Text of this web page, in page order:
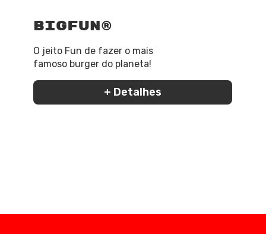
BigFun®
O jeito Fun de fazer o mais
famoso burger do planeta!
+ Detalhes